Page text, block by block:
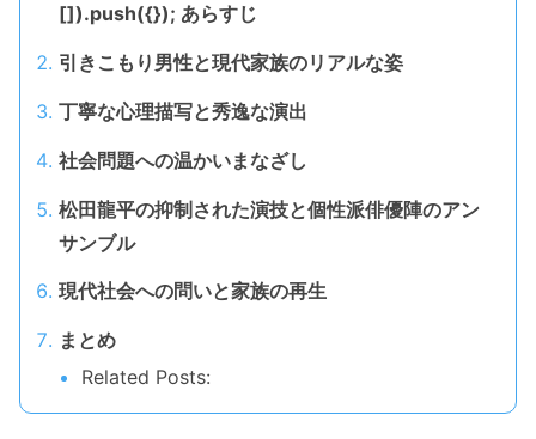
[]).push({}); あらすじ
引きこもり男性と現代家族のリアルな姿
丁寧な心理描写と秀逸な演出
社会問題への温かいまなざし
松田龍平の抑制された演技と個性派俳優陣のアン
サンブル
現代社会への問いと家族の再生
まとめ
Related Posts: